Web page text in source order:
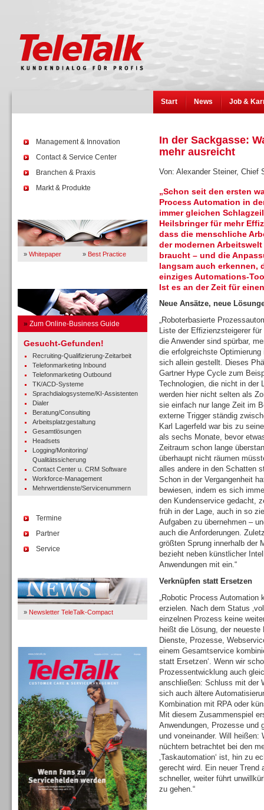
Start News Job &
Management & Innovation
Contact & Service Center
Branchen & Praxis
Markt & Produkte
» Whitepaper » Best Practice
» Zum Online-Business Guide
Gesucht-Gefunden!
Recruiting-Qualifizierung-Zeitarbeit
Telefonmarketing Inbound
Telefonmarketing Outbound
TK/ACD-Systeme
Sprachdialogsysteme/KI-Assistenten
Dialer
Beratung/Consulting
Arbeitsplatzgestaltung
Gesamtlösungen
Headsets
Logging/Monitoring/
Qualitätssicherung
Contact Center u. CRM Software
Workforce-Management
Mehrwertdienste/Servicenummern
Termine
Partner
Service
» Newsletter TeleTalk-Compact
TK- und ACD-Systeme
In der Sackgasse:
mehr ausreicht
Von: Alexander Steiner,
„Schon seit den ersten
Process Automation in
immer gleichen
Heilsbringer für mehr
dass die menschliche
der modernen
braucht – und die
langsam auch erkennen,
einziges Automations-
Ist es an der Zeit für
Neue Ansätze, neue
„Roboterbasierte
Liste der Effizienzsteigerer
die Anwender sind spürbar,
die erfolgreichste
sich allein gestellt. Dieses
Gartner Hype Cycle zum
Technologien, die nicht in der
werden hier nicht selten als
sie einfach nur lange Zeit im
externe Trigger ständig
Karl Lagerfeld war bis zu
als sechs Monate, bevor
Zeitraum schon lange
überhaupt nicht räumen
alles andere in den Schatten
Schon in der Vergangenheit
bewiesen, indem es sich
den Kundenservice gedacht,
früh in der Lage, auch in so
Aufgaben zu übernehmen –
auch die Anforderungen.
größten Sprung innerhalb der
bezieht neben künstlicher
Anwendungen mit ein.“
Verknüpfen statt Ersetzen
„Robotic Process Automation
erzielen. Nach dem Status
einzelnen Prozess keine
heißt die Lösung, der
Dienste, Prozesse,
einem Gesamtservice
statt Ersetzen‘. Wenn wir
Prozessentwicklung auch
anschließen: Schluss mit der
sich auch ältere
Kombination mit RPA oder
Mit diesem Zusammenspiel
Anwendungen, Prozesse und
und voneinander. Will heißen:
nüchtern betrachtet bei den
‚Taskautomation‘ ist, hin zu
gerecht wird. Ein neuer Trend
schneller, weiter führt
zu gehen.“